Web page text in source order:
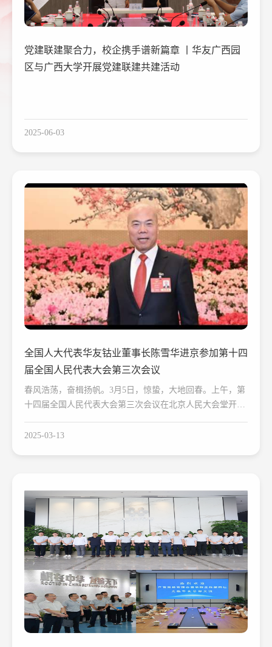
党建联建聚合力，校企携手谱新篇章 丨华友广西园
区与广西大学开展党建联建共建活动
2025-06-03
全国人大代表华友钴业董事长陈雪华进京参加第十四
届全国人民代表大会第三次会议
春风浩荡，奋楫扬帆。3月5日，惊蛰，大地回春。上午，第
十四届全国人民代表大会第三次会议在北京人民大会堂开
履行代表职责。
2025-03-13